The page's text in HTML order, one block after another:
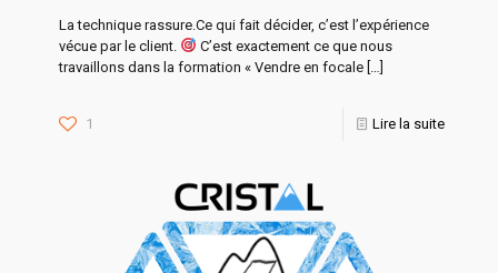
La technique rassure.Ce qui fait décider, c’est l’expérience
vécue par le client.
C’est exactement ce que nous
travaillons dans la formation « Vendre en focale […]
1 Lire la suite